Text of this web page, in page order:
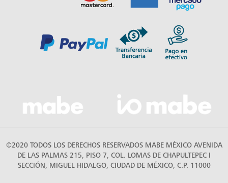
©2020 TODOS LOS DERECHOS RESERVADOS MABE MÉXICO AVENIDA
DE LAS PALMAS 215, PISO 7, COL. LOMAS DE CHAPULTEPEC I
SECCIÓN, MIGUEL HIDALGO, CIUDAD DE MÉXICO, C.P. 11000